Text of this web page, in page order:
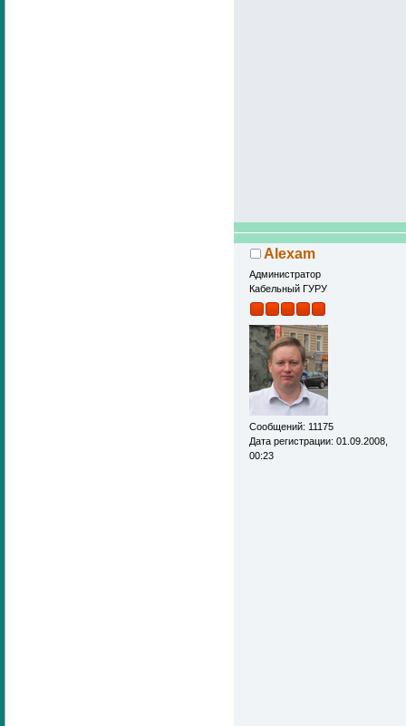
Alexam
Администратор
Кабельный ГУРУ
Сообщений: 11175
Дата регистрации: 01.09.2008,
00:23